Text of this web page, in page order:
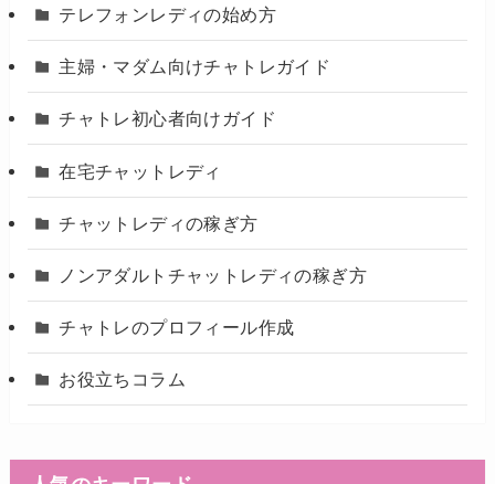
テレフォンレディの始め方
主婦・マダム向けチャトレガイド
チャトレ初心者向けガイド
在宅チャットレディ
チャットレディの稼ぎ方
ノンアダルトチャットレディの稼ぎ方
チャトレのプロフィール作成
お役立ちコラム